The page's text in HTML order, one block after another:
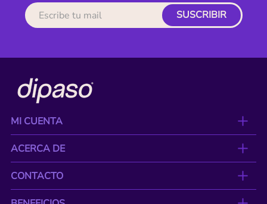
SUSCRIBIR
MI CUENTA
ACERCA DE
CONTACTO